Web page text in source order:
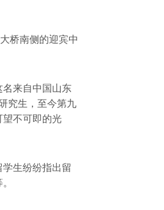
桥南侧的迎宾中
来自中国山东
究生，至今第九
不可即的光
生纷纷指出留